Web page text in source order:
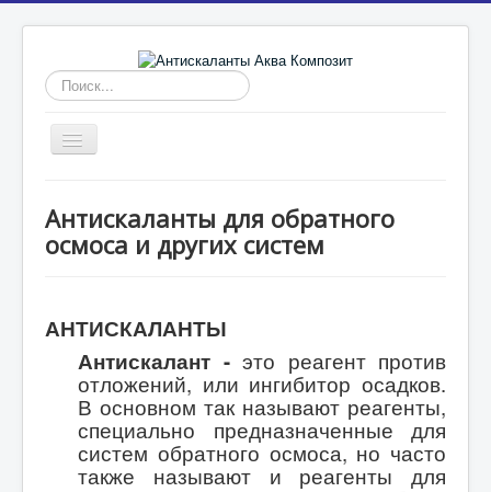
Искать...
Включить/
выключить
Антискаланты
Реагенты для водоподготовки
Статьи
Антискаланты для обратного
осмоса и других систем
АНТИСКАЛАНТЫ
Антискалант - это реагент против
отложений, или ингибитор осадков.
В основном так называют реагенты,
специально предназначенные для
систем обратного осмоса, но часто
также называют и реагенты для